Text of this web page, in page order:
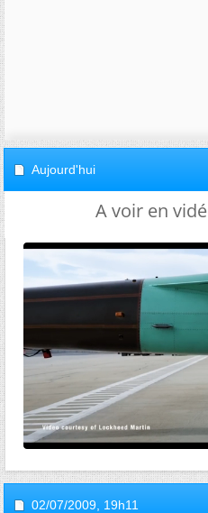
Aujourd'hui
A voir en
02/07/2009, 19h11